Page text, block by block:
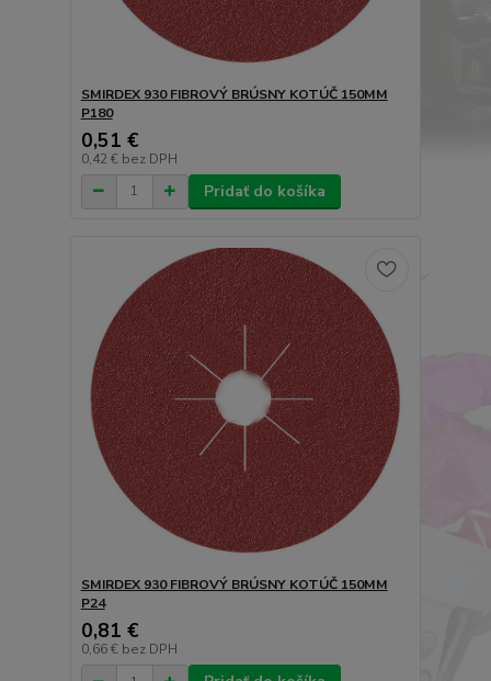
SMIRDEX 930 FIBROVÝ BRÚSNY KOTÚČ 150MM
P180
0,51 €
0,42 € bez DPH
Pridať do košíka
SMIRDEX 930 FIBROVÝ BRÚSNY KOTÚČ 150MM
P24
0,81 €
0,66 € bez DPH